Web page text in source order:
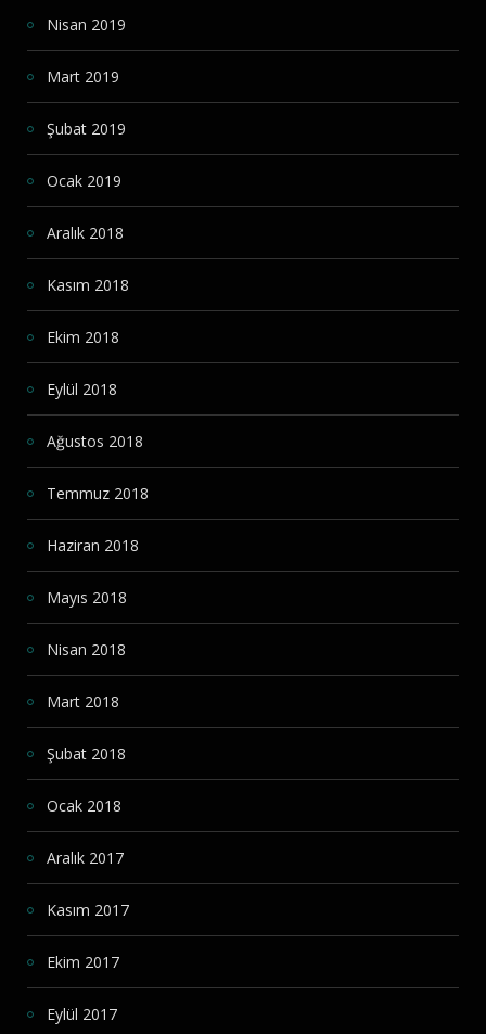
Nisan 2019
Mart 2019
Şubat 2019
Ocak 2019
Aralık 2018
Kasım 2018
Ekim 2018
Eylül 2018
Ağustos 2018
Temmuz 2018
Haziran 2018
Mayıs 2018
Nisan 2018
Mart 2018
Şubat 2018
Ocak 2018
Aralık 2017
Kasım 2017
Ekim 2017
Eylül 2017